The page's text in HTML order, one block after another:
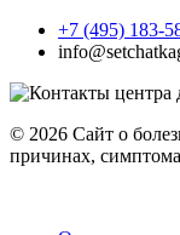
+7 (495) 183-
© 2026 Сайт о
причинах,